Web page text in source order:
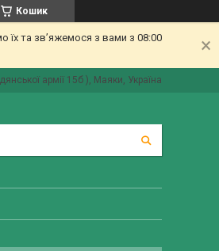
Кошик
та зв’яжемося з вами з 08:00
армії 15б ), Маяки, Україна